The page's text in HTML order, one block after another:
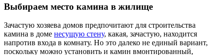
Выбираем место камина в жилище
Зачастую хозяева домов предпочитают для строительства
камина в доме несущую стену, какая, зачастую, находится
напротив входа в комнату. Но это далеко не единый вариант,
поскольку можно установить и камин вмонтированный,